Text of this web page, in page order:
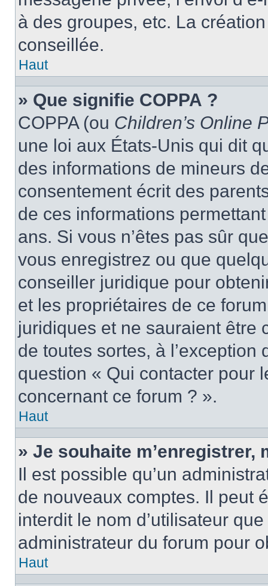
à des groupes, etc. La
conseillée.
Haut
» Que signifie COPPA ?
COPPA (ou Children’s Online
une loi aux États-Unis qui dit
des informations de mineurs
consentement écrit des
de ces informations
ans. Si vous n’êtes pas sûr
vous enregistrez ou que
conseiller juridique pour
et les propriétaires de ce
juridiques et ne sauraient être
de toutes sortes, à
question « Qui contacter pour
concernant ce forum ? ».
Haut
» Je souhaite m’enregistrer,
Il est possible qu’un
de nouveaux comptes. Il peut
interdit le nom d’utilisateur
administrateur du forum pour
Haut